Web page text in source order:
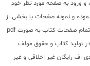
ورود به صفحه مورد نظر خود
و نمونه صفحات با بخشی از
کتاب را بطور رایگان ملاحظه نمایید. بدیهی است تمام صفحات کتاب به صورت pdf
تولید کتاب و حقوق مولف
اف رایگان غیر اخلاقی و غیر